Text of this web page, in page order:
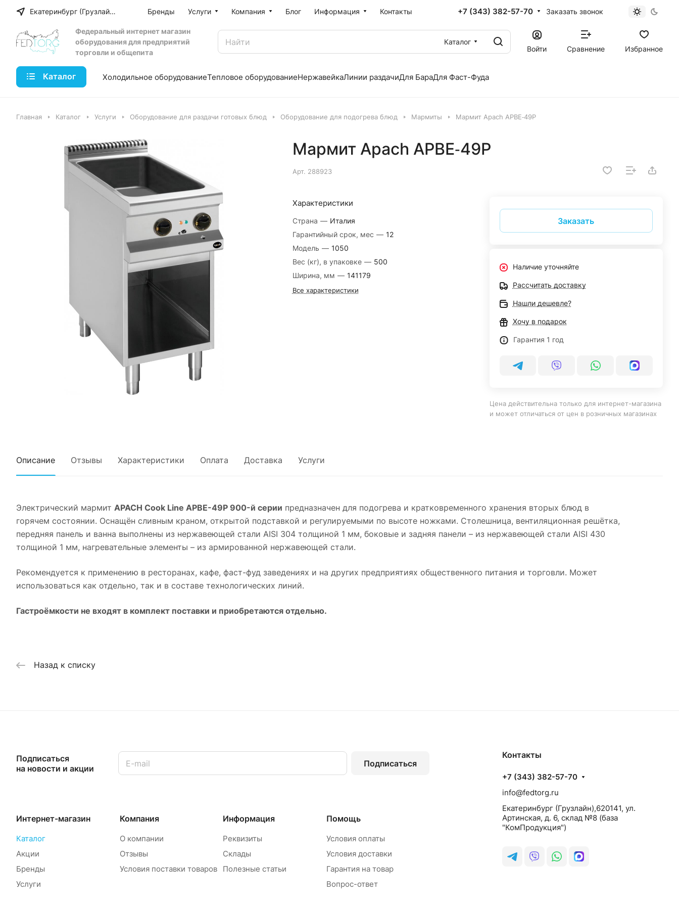
Екатеринбург (Грузлайн) Бренды Услуги Компания Блог Информация Контакты +7 (343) 382-57-70 Заказать звонок
Федеральный интернет магазин
оборудования для предприятий
торговли и общепита
Каталог
Войти
Сравнение Избранное
Каталог Холодильное оборудованиеТепловое оборудованиеНержавейкаЛинии раздачиДля БараДля Фаст-Фуда
Главная Каталог Услуги Оборудование для раздачи готовых блюд Оборудование для подогрева блюд Мармиты Мармит Apach APBE‑49P
Мармит Apach APBE‑49P
Арт. 288923
Характеристики
Страна — Италия
Гарантийный срок, мес — 12
Модель — 1050
Вес (кг), в упаковке — 500
Ширина, мм — 141179
Все характеристики
Заказать
Наличие уточняйте
Рассчитать доставку
Нашли дешевле?
Хочу в подарок
Гарантия 1 год
Цена действительна только для интернет-магазина
и может отличаться от цен в розничных магазинах
Описание Отзывы Характеристики Оплата Доставка Услуги
Электрический мармит APACH Cook Line APBE-49P 900-й серии предназначен для подогрева и кратковременного хранения вторых блюд в
горячем состоянии. Оснащён сливным краном, открытой подставкой и регулируемыми по высоте ножками. Столешница, вентиляционная решётка,
передняя панель и ванна выполнены из нержавеющей стали AISI 304 толщиной 1 мм, боковые и задняя панели – из нержавеющей стали AISI 430
толщиной 1 мм, нагревательные элементы – из армированной нержавеющей стали.
Рекомендуется к применению в ресторанах, кафе, фаст-фуд заведениях и на других предприятиях общественного питания и торговли. Может
использоваться как отдельно, так и в составе технологических линий.
Гастроёмкости не входят в комплект поставки и приобретаются отдельно.
Назад к списку
Подписаться
на новости и акции
Подписаться
Интернет-магазин
Каталог
Акции
Бренды
Услуги
Компания
О компании
Отзывы
Условия поставки товаров
Информация
Реквизиты
Склады
Полезные статьи
Помощь
Условия оплаты
Условия доставки
Гарантия на товар
Вопрос-ответ
Контакты
+7 (343) 382-57-70
info@fedtorg.ru
Екатеринбург (Грузлайн),620141, ул.
Артинская, д. 6, склад №8 (база
"КомПродукция")